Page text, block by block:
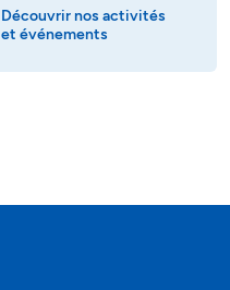
Découvrir nos activités
et événements